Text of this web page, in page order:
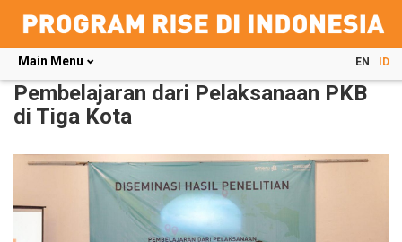
Skip
main
Main Menu EN ID
Pembelajaran dari Pelaksanaan PKB
di Tiga Kota